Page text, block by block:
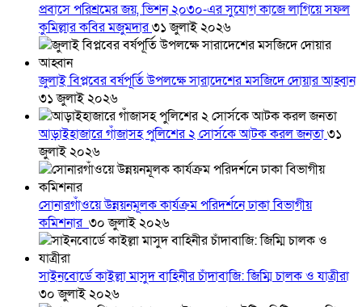
প্রবাসে পরিশ্রমের জয়, ভিশন ২০৩০-এর সুযোগ কাজে লাগিয়ে সফল
কুমিল্লার কবির মজুমদার৩১ জুলাই ২০২৬
জুলাই বিপ্লবের বর্ষপূর্তি উপলক্ষে সারাদেশের মসজিদে দোয়ার আহ্বান
৩১ জুলাই ২০২৬
আড়াইহাজারে গাঁজাসহ পুলিশের ২ সোর্সকে আটক করল জনতা৩১
জুলাই ২০২৬
সোনারগাঁওয়ে উন্নয়নমূলক কার্যক্রম পরিদর্শনে ঢাকা বিভাগীয়
কমিশনার ৩০ জুলাই ২০২৬
সাইনবোর্ডে কাইল্লা মাসুদ বাহিনীর চাঁদাবাজি: জিম্মি চালক ও যাত্রীরা
৩০ জুলাই ২০২৬